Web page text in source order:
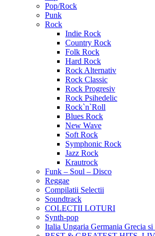
Pop/Rock
Punk
Rock
Indie Rock
Country Rock
Folk Rock
Hard Rock
Rock Alternativ
Rock Classic
Rock Progresiv
Rock Psihedelic
Rock`n`Roll
Blues Rock
New Wave
Soft Rock
Symphonic Rock
Jazz Rock
Krautrock
Funk – Soul – Disco
Reggae
Compilatii Selectii
Soundtrack
COLECTII LOTURI
Synth-pop
Italia Ungaria Germania Grecia si